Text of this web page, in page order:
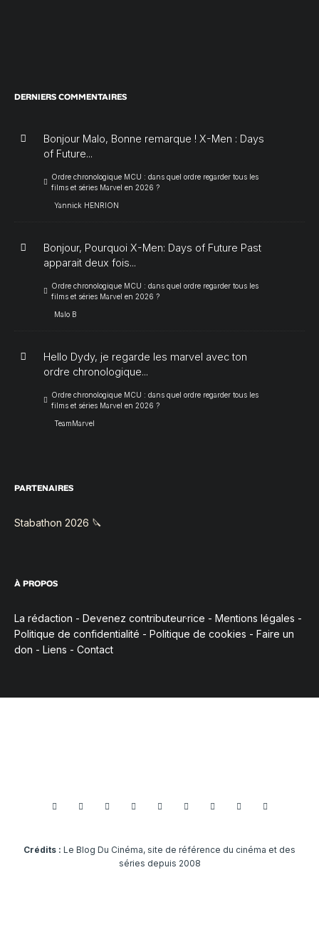
DERNIERS COMMENTAIRES
Bonjour Malo, Bonne remarque ! X-Men : Days
of Future...
Ordre chronologique MCU : dans quel ordre regarder tous les
films et séries Marvel en 2026 ?
Yannick HENRION
Bonjour, Pourquoi X-Men: Days of Future Past
apparait deux fois...
Ordre chronologique MCU : dans quel ordre regarder tous les
films et séries Marvel en 2026 ?
Malo B
Hello Dydy, je regarde les marvel avec ton
ordre chronologique...
Ordre chronologique MCU : dans quel ordre regarder tous les
films et séries Marvel en 2026 ?
TeamMarvel
PARTENAIRES
Stabathon 2026 🔪
À PROPOS
La rédaction - Devenez contributeur·rice - Mentions légales -
Politique de confidentialité - Politique de cookies - Faire un
don - Liens - Contact
Crédits : Le Blog Du Cinéma, site de référence du cinéma et des
séries depuis 2008